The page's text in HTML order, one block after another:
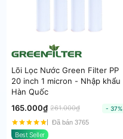
Lõi Lọc Nước Green Filter PP
20 inch 1 micron - Nhập khẩu
Hàn Quốc
165.000₫ 261.000₫
- 37%
Đã bán 3765
Best Seller